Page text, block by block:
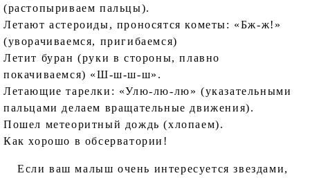
(растопыриваем пальцы).
Летают астероиды, проносятся кометы: «Бж-ж!»
(уворачиваемся, пригибаемся)
Летит буран (руки в стороны, плавно
покачиваемся) «Ш-ш-ш-ш».
Летающие тарелки: «Улю-лю-лю» (указательными
пальцами делаем вращательные движения).
Пошел метеоритный дождь (хлопаем).
Как хорошо в обсерватории!
Если ваш малыш очень интересуется звездами,